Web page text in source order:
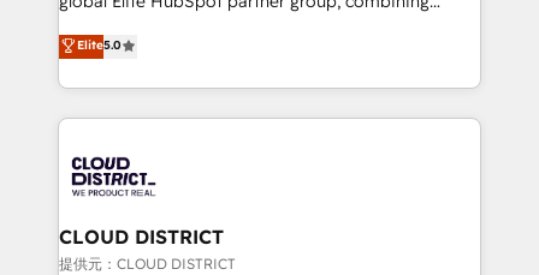
relationships. Your success is our success, and we’re
all in this together! From startup to enterprise, we’ll
what matters most: growing your business and
wowing your customers. Let’s make HubSpot work
technology, marketing and media expertise across
Latin America and Southern Europe, with teams
across 9 countries. Born in Chile, we combine local
insight with international reach to help businesses
HubSpot implementations, building end-to-end
solutions that integrate CRM, AI automation, inbound
and loop marketing, content, and digital creativity.
Our multicultural team works in Spanish, Portuguese,
Elite5.0
CLOUD DISTRICT
提供元：CLOUD DISTRICT